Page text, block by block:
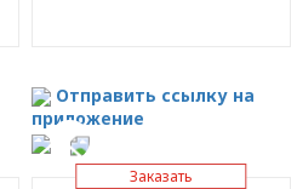
Отправить ссылку на
приложение
Заказать